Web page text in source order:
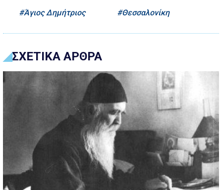
Άγιος Δημήτριος Θεσσαλονίκη
ΣΧΕΤΙΚΑ ΑΡΘΡΑ